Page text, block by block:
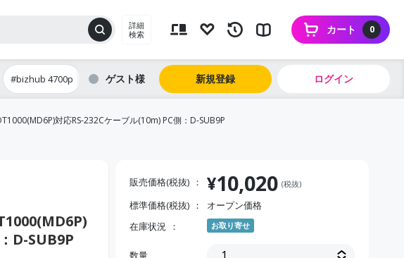
詳細
検索
0
カート
#bizhub 4700p ゲスト 新規登録 ログイン
対応RS-232Cケーブル(10m) PC側：D-SUB9P
D-SUB9P
販売価格(税抜) ¥10,020 (税抜)
標準価格(税抜)
オープン価格
在庫状況
お取り寄せ
数量